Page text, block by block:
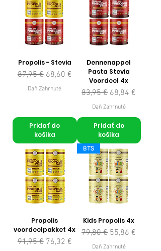
Propolis - Stevia
Normálna cena
87,95 € Zľavnená cena
68,60 €
Daň Zahrnuté
Pridať do
košíka
Dennenappel
Pasta Stevia
Voordeel 4x
Normálna cena
83,95 € Zľavnená cena
68,84 €
Daň Zahrnuté
Pridať do
košíka
Propolis
voordeelpakket 4x
Normálna cena
91,95 € Zľavnená cena
76,32 €
BTS
Kids Propolis 4x
Normálna cena
79,80 € Zľavnená cena
55,86 €
Daň Zahrnuté